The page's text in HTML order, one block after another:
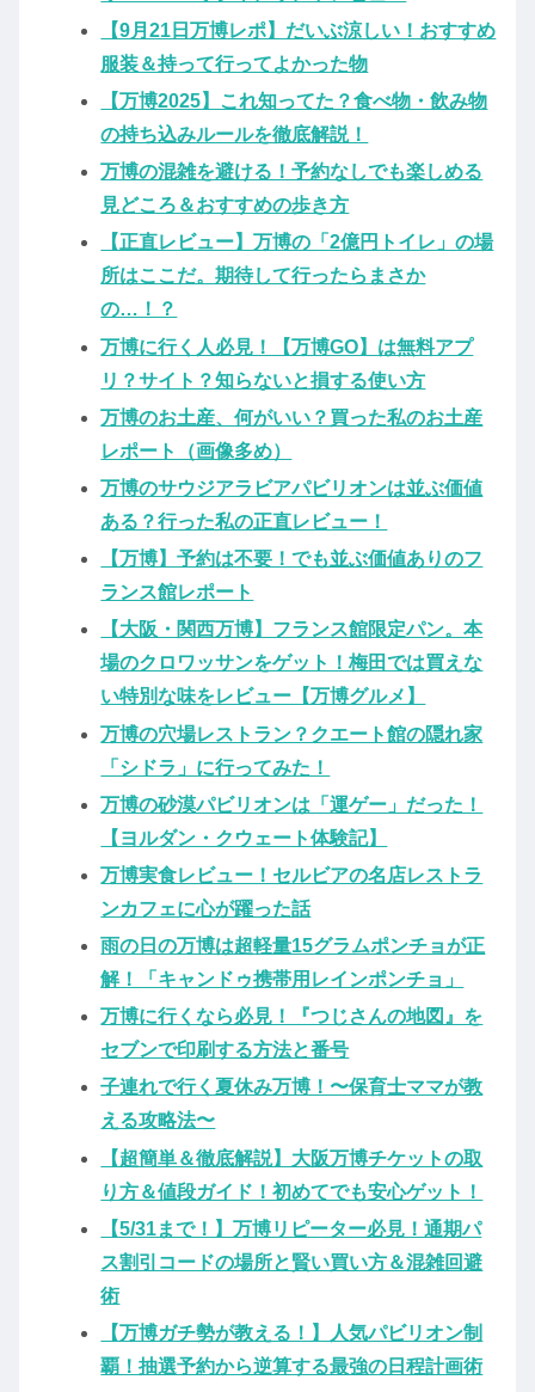
【9月21日万博レポ】だいぶ涼しい！おすすめ
服装＆持って行ってよかった物
【万博2025】これ知ってた？食べ物・飲み物
の持ち込みルールを徹底解説！
万博の混雑を避ける！予約なしでも楽しめる
見どころ＆おすすめの歩き方
【正直レビュー】万博の「2億円トイレ」の場
所はここだ。期待して行ったらまさか
の…！？
万博に行く人必見！【万博GO】は無料アプ
リ？サイト？知らないと損する使い方
万博のお土産、何がいい？買った私のお土産
レポート（画像多め）
万博のサウジアラビアパビリオンは並ぶ価値
ある？行った私の正直レビュー！
【万博】予約は不要！でも並ぶ価値ありのフ
ランス館レポート
【大阪・関西万博】フランス館限定パン。本
場のクロワッサンをゲット！梅田では買えな
い特別な味をレビュー【万博グルメ】
万博の穴場レストラン？クエート館の隠れ家
「シドラ」に行ってみた！
万博の砂漠パビリオンは「運ゲー」だった！
【ヨルダン・クウェート体験記】
万博実食レビュー！セルビアの名店レストラ
ンカフェに心が躍った話
雨の日の万博は超軽量15グラムポンチョが正
解！「キャンドゥ携帯用レインポンチョ」
万博に行くなら必見！『つじさんの地図』を
セブンで印刷する方法と番号
子連れで行く夏休み万博！〜保育士ママが教
える攻略法〜
【超簡単＆徹底解説】大阪万博チケットの取
り方＆値段ガイド！初めてでも安心ゲット！
【5/31まで！】万博リピーター必見！通期パ
ス割引コードの場所と賢い買い方＆混雑回避
術
【万博ガチ勢が教える！】人気パビリオン制
覇！抽選予約から逆算する最強の日程計画術